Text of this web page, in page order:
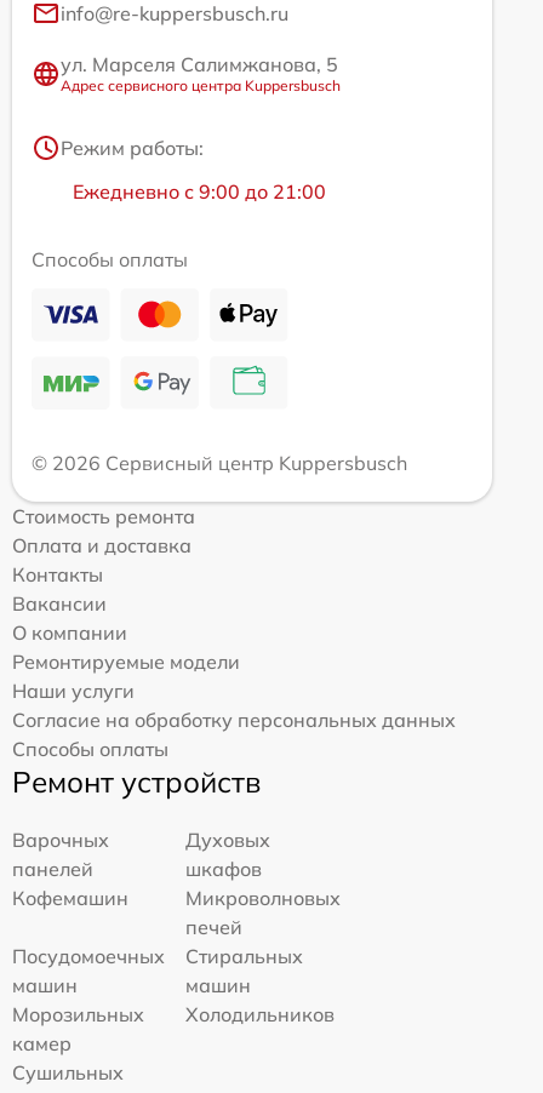
info@re-kuppersbusch.ru
ул. Марселя Салимжанова, 5
Адрес сервисного центра Kuppersbusch
Режим работы:
Ежедневно с 9:00 до 21:00
Способы оплаты
© 2026 Сервисный центр Kuppersbusch
Стоимость ремонта
Оплата и доставка
Контакты
Вакансии
О компании
Ремонтируемые модели
Наши услуги
Согласие на обработку персональных данных
Способы оплаты
Ремонт устройств
Варочных
панелей
Духовых
шкафов
Кофемашин
Микроволновых
печей
Посудомоечных
машин
Стиральных
машин
Морозильных
камер
Холодильников
Сушильных